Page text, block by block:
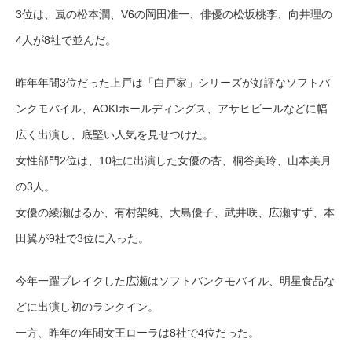
3位は、嵐の松本潤、V6の岡田准一、俳優の松坂桃李、向井理の
4人が8社で並んだ。
昨年年間3位だった上戸は「白戸家」シリーズが好評なソフトバ
ンクモバイル、AOKIホールディングス、アサヒビールなどに幅
広く出演し、底堅い人気を見せつけた。
女性部門2位は、10社に出演した女優の杏、桐谷美玲、山本美月
の3人。
女優の綾瀬はるか、有村架純、大島優子、武井咲、広瀬すず、本
田翼が9社で3位に入った。
今年一躍ブレイクした広瀬はソフトバンクモバイル、明星食品な
どに出演し初のランクイン。
一方、昨年の年間女王ローラは8社で4位だった。